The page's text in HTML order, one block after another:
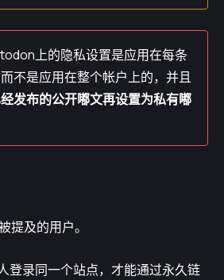
上的隐私设置是应用在每条
不是应用在整个帐户上的，并且
发布的公开嘟文再设置为私有嘟
提及的用户。
登录同一个站点，才能通过永久链